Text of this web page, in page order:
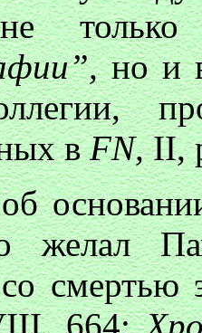
не
но и в
вFN,II,
желал
со